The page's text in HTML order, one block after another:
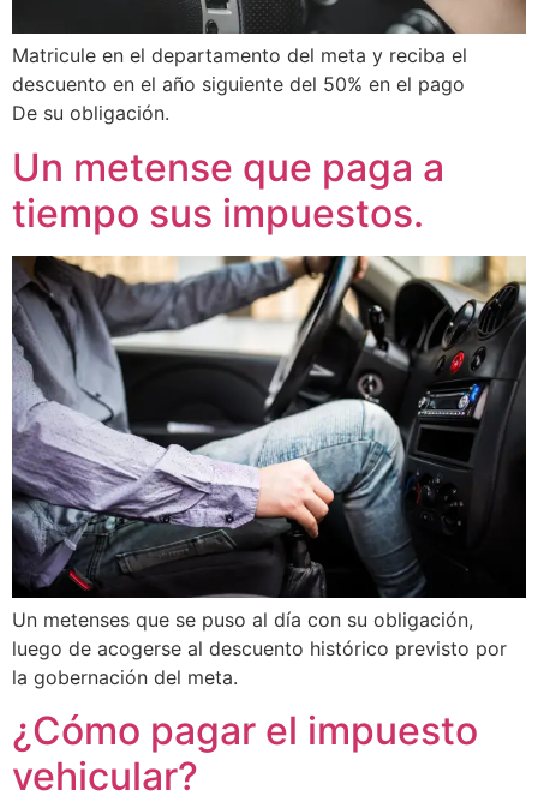
Matricule en el departamento del meta y reciba el
descuento en el año siguiente del 50% en el pago
De su obligación.
Un metense que paga a
tiempo sus impuestos.
Un metenses que se puso al día con su obligación,
luego de acogerse al descuento histórico previsto por
la gobernación del meta.
¿Cómo pagar el impuesto
vehicular?